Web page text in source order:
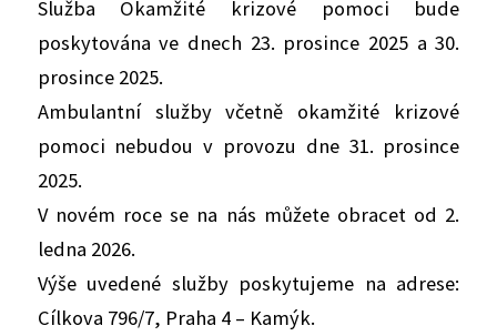
Služba Okamžité krizové pomoci bude
poskytována ve dnech 23. prosince 2025 a 30.
prosince 2025.
Ambulantní služby včetně okamžité krizové
pomoci nebudou v provozu dne 31. prosince
2025.
V novém roce se na nás můžete obracet od 2.
ledna 2026.
Výše uvedené služby poskytujeme na adrese:
Cílkova 796/7, Praha 4 – Kamýk.